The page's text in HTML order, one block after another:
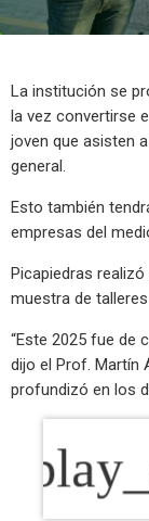
La institución se
la vez convertirse
joven que asisten
general.
Esto también
empresas del
Picapiedras
muestra de
“Este 2025 fue de
dijo el Prof. Martín
profundizó en los